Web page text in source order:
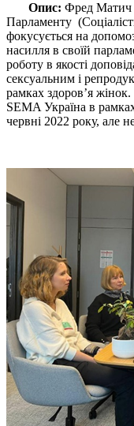
Опис: Фред Матич
Парламенту
фокусується на
насилля в своїй
роботу в якості
сексуальним і
рамках здоров’я жінок.
SEMA Україна в
червні 2022 року, але